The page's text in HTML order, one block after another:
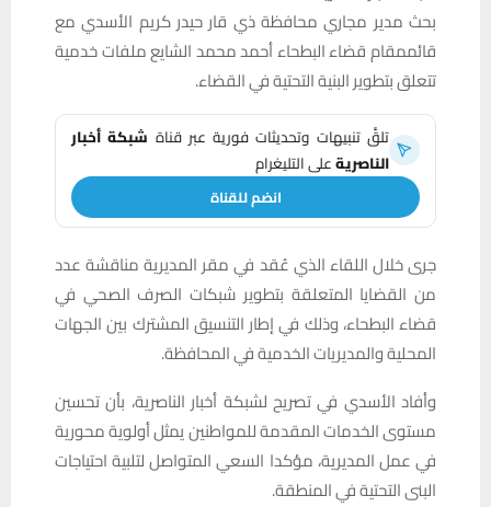
بحث مدير مجاري محافظة ذي قار حيدر كريم الأسدي مع
قائممقام قضاء البطحاء أحمد محمد الشايع ملفات خدمية
تتعلق بتطوير البنية التحتية في القضاء.
تلقَّ تنبيهات وتحديثات فورية عبر قناة شبكة أخبار
الناصريةعلى التليغرام
انضم للقناة
جرى خلال اللقاء الذي عُقد في مقر المديرية مناقشة عدد
من القضايا المتعلقة بتطوير شبكات الصرف الصحي في
قضاء البطحاء، وذلك في إطار التنسيق المشترك بين الجهات
المحلية والمديريات الخدمية في المحافظة.
وأفاد الأسدي في تصريح لشبكة أخبار الناصرية، بأن تحسين
مستوى الخدمات المقدمة للمواطنين يمثل أولوية محورية
في عمل المديرية، مؤكدا السعي المتواصل لتلبية احتياجات
البنى التحتية في المنطقة.